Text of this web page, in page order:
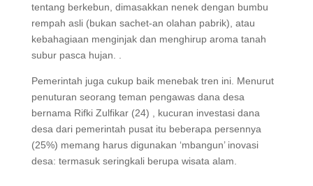
tentang berkebun, dimasakkan nenek dengan bumbu
rempah asli (bukan sachet-an olahan pabrik), atau
kebahagiaan menginjak dan menghirup aroma tanah
subur pasca hujan. .
Pemerintah juga cukup baik menebak tren ini. Menurut
penuturan seorang teman pengawas dana desa
bernama Rifki Zulfikar (24) , kucuran investasi dana
desa dari pemerintah pusat itu beberapa persennya
(25%) memang harus digunakan ‘mbangun’ inovasi
desa: termasuk seringkali berupa wisata alam.